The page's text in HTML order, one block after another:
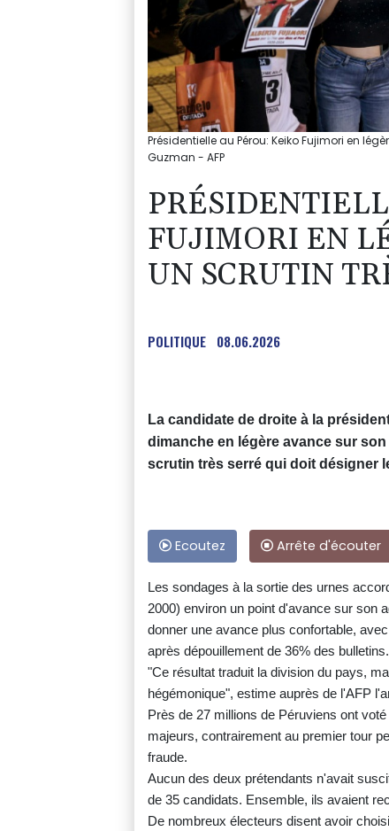
Présidentielle au Pérou: Keiko Fujimori en
Guzman - AFP
FUJIMORI EN
UN SCRUTIN
POLITIQUE 08.06.2026
La candidate de droite à la
dimanche en légère avance sur
scrutin très serré qui doit désigner
Ecoutez Arrête d'écouter
Les sondages à la sortie des urnes
2000) environ un point d'avance sur son
donner une avance plus confortable,
après dépouillement de 36% des bulletins.
"Ce résultat traduit la division du pays,
hégémonique", estime auprès de l'AFP
Près de 27 millions de Péruviens ont
majeurs, contrairement au premier tour
fraude.
Aucun des deux prétendants n'avait
de 35 candidats. Ensemble, ils avaient
De nombreux électeurs disent avoir